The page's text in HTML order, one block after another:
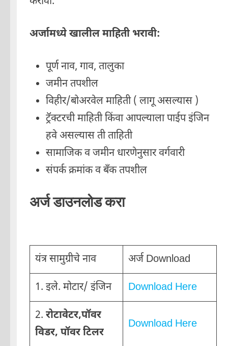
अर्जामध्ये खालील माहिती भरावी:
पूर्ण नाव, गाव, तालुका
जमीन तपशील
विहीर/बोअरवेल माहिती ( लागू असल्यास )
ट्रॅक्टरची माहिती किंवा आपल्याला पाईप इंजिन
हवे असल्यास ती ताहिती
सामाजिक व जमीन धारणेनुसार वर्गवारी
संपर्क क्रमांक व बँक तपशील
अर्ज डाउनलोड करा
यंत्र सामुग्रीचे नाव अर्ज Download
1. इले. मोटार/ इंजिन Download Here
2. रोटावेटर,पॉवर
विडर, पॉवर टिलर
Download Here